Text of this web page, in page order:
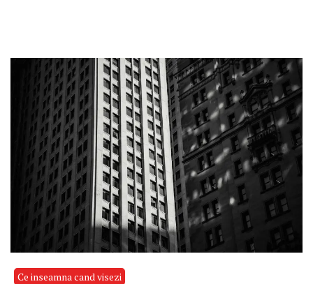
Ce inseamna cand visezi